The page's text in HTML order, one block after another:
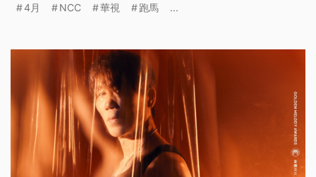
省。
4月 NCC 華視 跑馬 ...